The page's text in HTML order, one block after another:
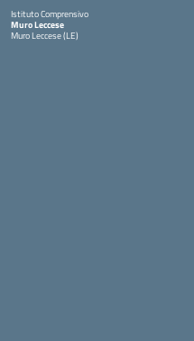
Istituto Comprensivo
Muro Leccese
Muro Leccese (LE)